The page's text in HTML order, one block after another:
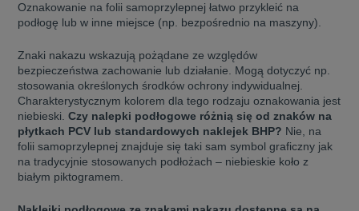
Oznakowanie na folii samoprzylepnej łatwo przykleić na
podłogę lub w inne miejsce (np. bezpośrednio na maszyny).
Znaki nakazu wskazują pożądane ze względów
bezpieczeństwa zachowanie lub działanie. Mogą dotyczyć np.
stosowania określonych środków ochrony indywidualnej.
Charakterystycznym kolorem dla tego rodzaju oznakowania jest
niebieski.Czy nalepki podłogowe różnią się od znaków na
płytkach PCV lub standardowych naklejek BHP? Nie, na
folii samoprzylepnej znajduje się taki sam symbol graficzny jak
na tradycyjnie stosowanych podłożach – niebieskie koło z
białym piktogramem.